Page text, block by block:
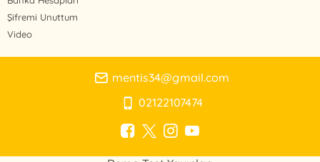
Şifremi Unuttum
Video
mentis34@gmail.com
02122107474